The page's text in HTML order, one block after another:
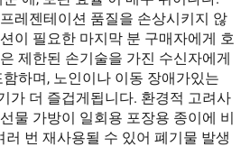
레젠테이션 품질을 손상시키지 않
이 필요한 마지막 분 구매자에게 호
제한된 손기술을 가진 수신자에게
하며, 노인이나 이동 장애가있는
가 더 즐겁게됩니다. 환경적 고려사
물 가방이 일회용 포장용 종이에 비
러 번 재사용될 수 있어 폐기물 발생